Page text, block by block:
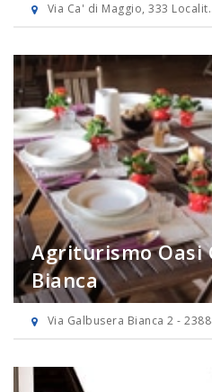
Via Ca' di Maggio, 333
Agriturismo Oasi
Bianca
Via Galbusera Bianca 2 -